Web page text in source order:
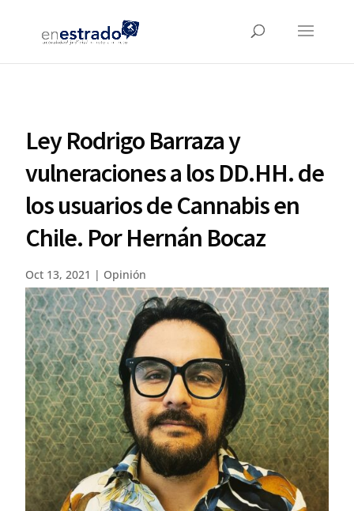
Ley Rodrigo Barraza y
vulneraciones a los DD.HH. de
los usuarios de Cannabis en
Chile. Por Hernán Bocaz
Oct 13, 2021 | Opinión